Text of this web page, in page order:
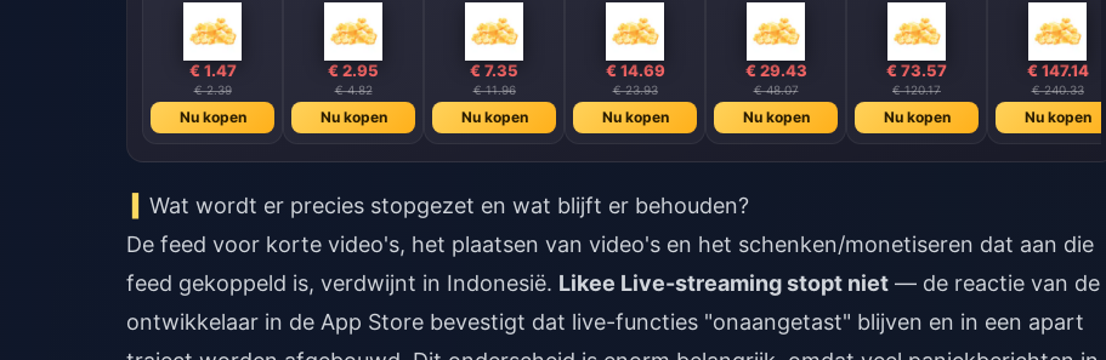
€ 1.47
€ 2.39
Nu kopen
€ 2.95
€ 4.82
Nu kopen
€ 7.35
€ 11.96
Nu kopen
€ 14.69
€ 23.93
Nu kopen
€ 29.43
€ 48.07
Nu kopen
€ 73.57
€ 120.17
Nu kopen
€ 147.14
€ 240.33
Nu kopen
Wat wordt er precies stopgezet en wat blijft er behouden?
De feed voor korte video's, het plaatsen van video's en het schenken/monetiseren dat aan die
feed gekoppeld is, verdwijnt in Indonesië. Likee Live-streaming stopt niet — de reactie van de
ontwikkelaar in de App Store bevestigt dat live-functies "onaangetast" blijven en in een apart